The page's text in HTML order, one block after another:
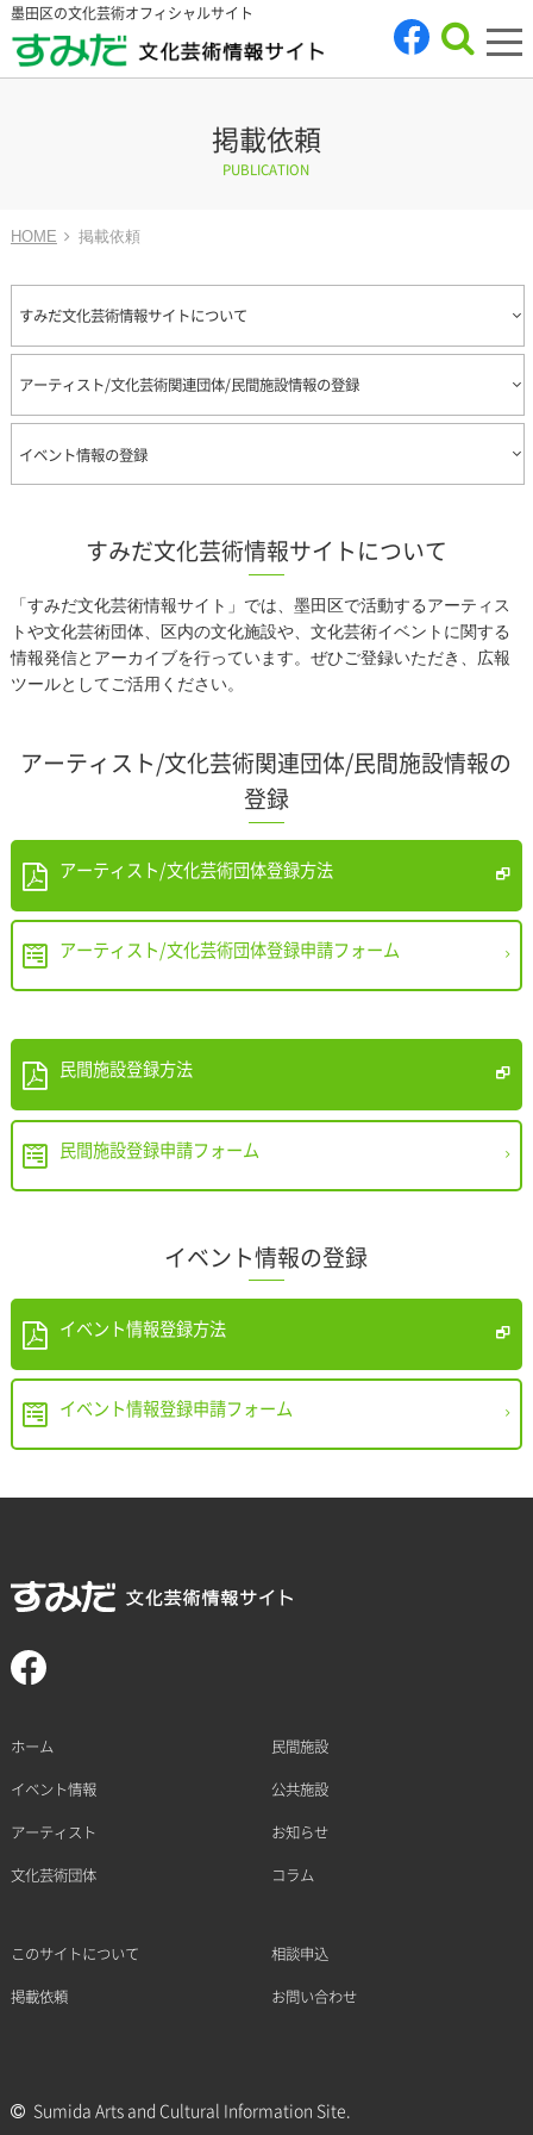
墨田区の文化芸術オフィシャルサイト
掲載依頼
PUBLICATION
HOME 掲載依頼
すみだ文化芸術情報サイトについて
アーティスト/文化芸術関連団体/民間施設情報の登録
イベント情報の登録
すみだ文化芸術情報サイトについて
「すみだ文化芸術情報サイト」では、墨田区で活動するアーティス
トや文化芸術団体、区内の文化施設や、文化芸術イベントに関する
情報発信とアーカイブを行っています。ぜひご登録いただき、広報
ツールとしてご活用ください。
アーティスト/文化芸術関連団体/民間施設情報の
登録
アーティスト/文化芸術団体登録方法
アーティスト/文化芸術団体登録申請フォーム
民間施設登録方法
民間施設登録申請フォーム
イベント情報の登録
イベント情報登録方法
イベント情報登録申請フォーム
ホーム
イベント情報
アーティスト
文化芸術団体
民間施設
公共施設
お知らせ
コラム
このサイトについて
掲載依頼
相談申込
お問い合わせ
Sumida Arts and Cultural Information Site.